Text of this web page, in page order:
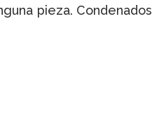
pieza. Condenados